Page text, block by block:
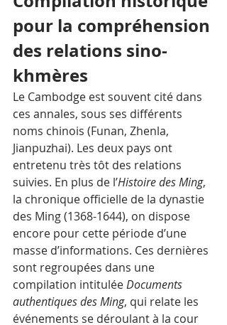
pour la compréhension
des relations sino-
khmères
Le Cambodge est souvent cité dans
ces annales, sous ses différents
noms chinois (Funan, Zhenla,
Jianpuzhai). Les deux pays ont
entretenu très tôt des relations
suivies. En plus de l’Histoire des Ming,
la chronique officielle de la dynastie
des Ming (1368-1644), on dispose
encore pour cette période d’une
masse d’informations. Ces dernières
sont regroupées dans une
compilation intitulée Documents
authentiques des Ming, qui relate les
événements se déroulant à la cour